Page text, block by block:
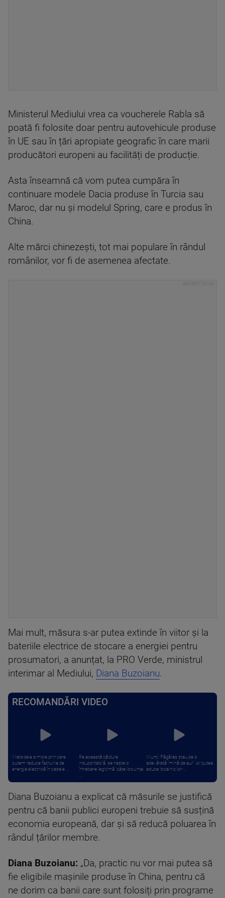
Ministerul Mediului vrea ca voucherele Rabla să
poată fi folosite doar pentru autovehicule produse
în UE sau în țări apropiate geografic în care marii
producători europeni au facilități de producție.
Asta înseamnă că vom putea cumpăra în
continuare modele Dacia produse în Turcia sau
Maroc, dar nu și modelul Spring, care e produs în
China.
Alte mărci chinezești, tot mai populare în rândul
românilor, vor fi de asemenea afectate.
Mai mult, măsura s-ar putea extinde în viitor și la
bateriile electrice de stocare a energiei pentru
prosumatori, a anunțat, la PRO Verde, ministrul
interimar al Mediului, Diana Buzoianu.
RECOMANDĂRI VIDEO
Metodele simple prin care
putem reduce facturile de
energie electrică în casele ...
Pe această căldura
insuportabilă, se naște o
întrebare legitimă: câte locuințe,
Munții Făgăraș stau pe o
adevărată “mină de aur”. Ar putea
aduce localnicilor ...
Diana Buzoianu a explicat că măsurile se justifică
pentru că banii publici europeni trebuie să susțină
economia europeană, dar și să reducă poluarea în
rândul țărilor membre.
Diana Buzoianu: „Da, practic nu vor mai putea să
fie eligibile mașinile produse în China, pentru că
ne dorim ca banii care sunt folosiți prin programe